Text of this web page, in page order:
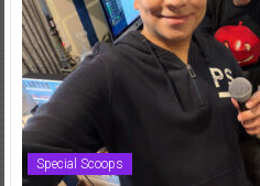
Special Scoops